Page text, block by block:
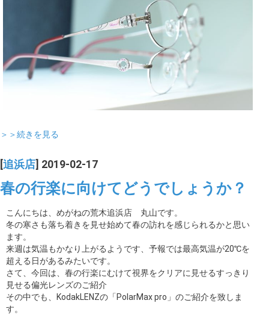
＞＞続きを見る
追浜店 ] 2019-02-17
春の行楽に向けてどうでしょうか？
こんにちは、めがねの荒木追浜店 丸山です。
冬の寒さも落ち着きを見せ始めて春の訪れを感じられるかと思い
ます。
来週は気温もかなり上がるようです、予報では最高気温が20℃を
超える日があるみたいです。
さて、今回は、春の行楽にむけて視界をクリアに見せるすっきり
見せる偏光レンズのご紹介
その中でも、KodakLENZの「PolarMax pro」のご紹介を致しま
す。